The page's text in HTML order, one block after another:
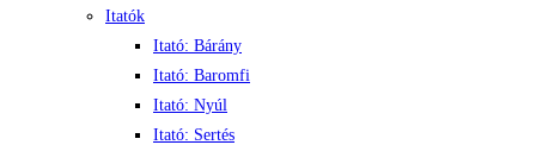
Itatók
Itató: Bárány
Itató: Baromfi
Itató: Nyúl
Itató: Sertés